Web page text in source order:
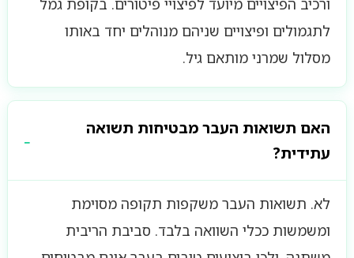
לתגמולים ופיצויים שניהם מנוהלים יחד באותו
מסלול שמרני מותאם גיל.
האם תשואות העבר מבטיחות תשואה
עתידית?
לא. תשואות העבר משקפות תקופה מסוימת
ומשמשות ככלי השוואה בלבד. סביבת הריבית